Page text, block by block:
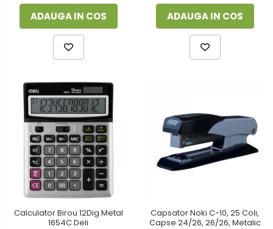
ADAUGA IN COS ADAUGA IN COS
Calculator Birou 12Dig Metal
1654C Deli
Capsator Noki C-10, 25 Coli,
Capse 24/26, 26/26, Metalic